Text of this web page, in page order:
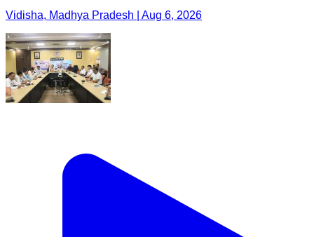
Vidisha, Madhya Pradesh | Aug 6, 2026